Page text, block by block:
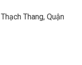
Thang, Quận